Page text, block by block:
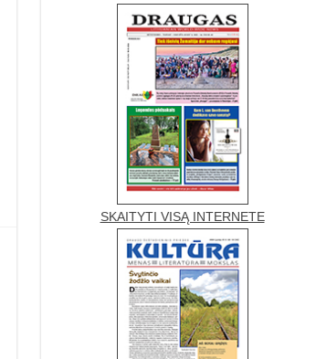
SKAITYTI VISĄ INTERNETE